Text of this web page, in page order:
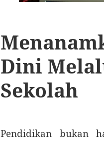
Dini
Sekolah
Pendidikan bukan